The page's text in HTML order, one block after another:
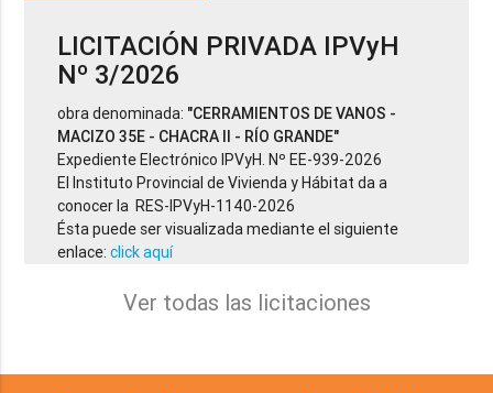
LICITACIÓN PRIVADA IPVyH
Nº 3/2026
obra denominada: "CERRAMIENTOS DE VANOS -
MACIZO 35E - CHACRA II - RÍO GRANDE"
Expediente Electrónico IPVyH. Nº EE-939-2026
El Instituto Provincial de Vivienda y Hábitat da a
conocer la RES-IPVyH-1140-2026
Ésta puede ser visualizada mediante el siguiente
enlace:click aquí
Ver todas las licitaciones